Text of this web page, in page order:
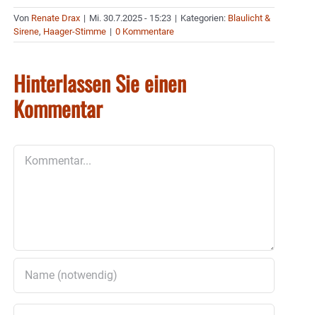
Von Renate Drax | Mi. 30.7.2025 - 15:23 | Kategorien: Blaulicht &
Sirene, Haager-Stimme | 0 Kommentare
Hinterlassen Sie einen
Kommentar